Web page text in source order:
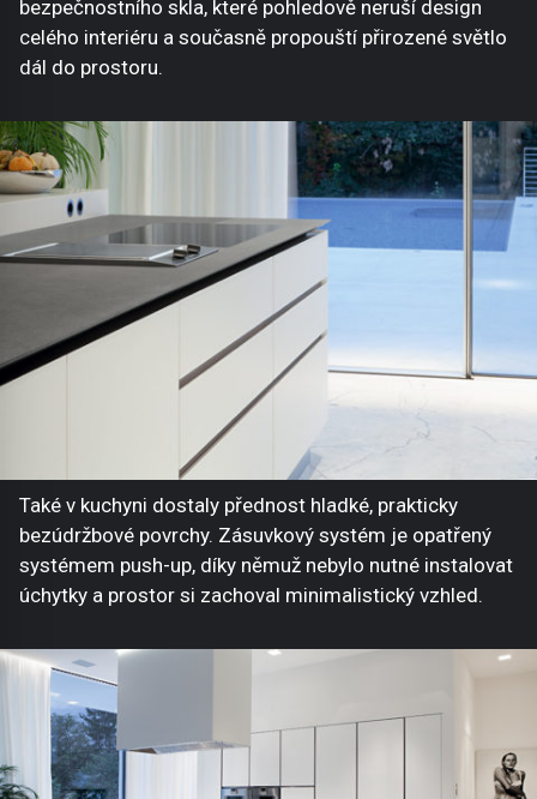
bezpečnostního skla, které pohledově neruší design
celého interiéru a současně propouští přirozené světlo
dál do prostoru.
Také v kuchyni dostaly přednost hladké, prakticky
bezúdržbové povrchy. Zásuvkový systém je opatřený
systémem push-up, díky němuž nebylo nutné instalovat
úchytky a prostor si zachoval minimalistický vzhled.